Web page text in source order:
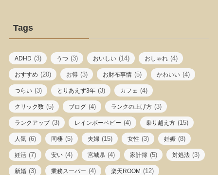
Tags
ADHD (3) うつ (3) おいしい (14) おしゃれ (4)
おすすめ (20) お得 (3) お財布事情 (5) かわいい (4)
つらい (3) とりあえず3年 (3) カフェ (4)
クリック数 (5) ブログ (4) ランクの上げ方 (3)
ランクアップ(3) レインボーベビー (4) 乗り越え方 (15)
人気 (6) 同棲 (5) 夫婦 (15) 女性 (3) 妊娠 (8)
妊活 (7) 安い (4) 宮城県 (4) 家計簿 (5) 対処法 (3)
新婚 (3) 業務スーパー (4) 楽天ROOM (12)